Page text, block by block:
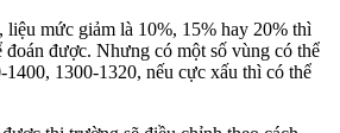
liệu mức giảm là 10%, 15% hay 20% thì
đoán được. Nhưng có một số vùng có thể
1400, 1300-1320, nếu cực xấu thì có thể